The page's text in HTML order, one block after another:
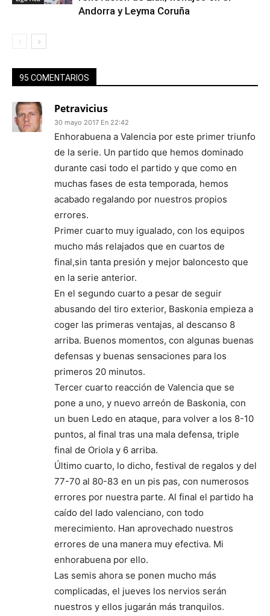
Andorra y Leyma Coruña
95 COMENTARIOS
Petravicius
30 mayo 2017 En 22:42
Enhorabuena a Valencia por este primer triunfo
de la serie. Un partido que hemos dominado
durante casi todo el partido y que como en
muchas fases de esta temporada, hemos
acabado regalando por nuestros propios
errores.
Primer cuarto muy igualado, con los equipos
mucho más relajados que en cuartos de
final,sin tanta presión y mejor baloncesto que
en la serie anterior.
En el segundo cuarto a pesar de seguir
abusando del tiro exterior, Baskonia empieza a
coger las primeras ventajas, al descanso 8
arriba. Buenos momentos, con algunas buenas
defensas y buenas sensaciones para los
primeros 20 minutos.
Tercer cuarto reacción de Valencia que se
pone a uno, y nuevo arreón de Baskonia, con
un buen Ledo en ataque, para volver a los 8-10
puntos, al final tras una mala defensa, triple
final de Oriola y 6 arriba.
Último cuarto, lo dicho, festival de regalos y del
77-70 al 80-83 en un pis pas, con numerosos
errores por nuestra parte. Al final el partido ha
caído del lado valenciano, con todo
merecimiento. Han aprovechado nuestros
errores de una manera muy efectiva. Mi
enhorabuena por ello.
Las semis ahora se ponen mucho más
complicadas, el jueves los nervios serán
nuestros y ellos jugarán más tranquilos.